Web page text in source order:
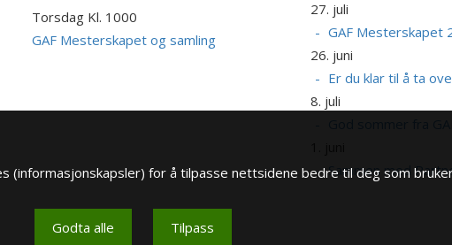
Torsdag Kl. 1000
GAF Mesterskapet og samling
27. juli
GAF Mesterskapet
26. juni
Er du klar til å ta
8. juli
Sammen med
(informasjonskapsler) for å tilpasse nettsidene bedre til deg som
Godta alle Tilpass